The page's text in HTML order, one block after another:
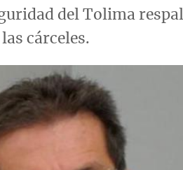
del Tolima
cárceles.